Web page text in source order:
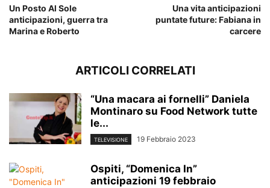
Un Posto Al Sole
anticipazioni, guerra tra
Marina e Roberto
Una vita anticipazioni
puntate future: Fabiana in
carcere
ARTICOLI CORRELATI
“Una macara ai fornelli” Daniela
Montinaro su Food Network tutte
le...
TELEVISIONE 19 Febbraio 2023
Ospiti, “Domenica In”
anticipazioni 19 febbraio